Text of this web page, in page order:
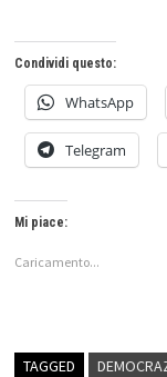
Condividi questo:
WhatsApp
Telegram
Mi piace:
Caricamento...
TAGGED